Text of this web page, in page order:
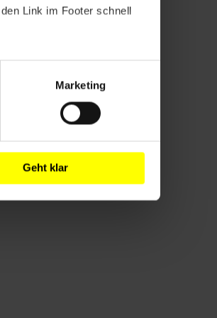
Link im Footer schnell
Marketing
Geht klar